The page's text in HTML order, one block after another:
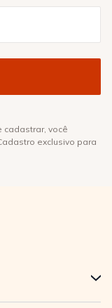
cadastrar, você
exclusivo para
+